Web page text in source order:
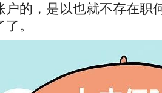
户的，是以也就不存在职
。